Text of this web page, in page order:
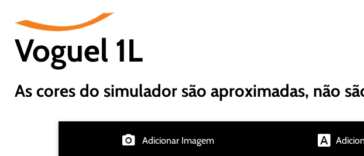
Voguel 1L
As cores do simulador são aproximadas, não